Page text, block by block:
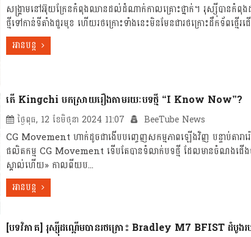
សង្គ្រាម​នៅ​អ៊ុយក្រែន​កំពុង​ឈាន​ដល់ដំណាក់កាលគ្រោះថ្នាក់។ រុស្ស៊ីបានកំពុងដា
ថ្មីទៅកាន់ទីតាំងជួរមុខ ហើយរថក្រោះទាំងនេះមិនមែនជារថក្រោះដឹកទ័ពថ្មើរ
អានបន្ត
តើ Kingchi បកស្រាយរឿងតាមរយៈបទថ្មី “I Know Now”?
ថ្ងៃពុធ, 12 ខែមិថុនា 2024 11:07 BeeTube News
CG Movement ហាក់ដូចជាងើបបញ្ចេញសកម្មភាពឡើងវិញ បន្ទាប់តា
ផលិតកម្ម CG Movement ទើបតែបានទំលាក់បទថ្មី ដែលមានចំណងជើ
ស្គាល់ហើយ» កាលពីយប...
អានបន្ត
[បទវិភាគ] រុស្ស៊ីដណ្តើមបានរថក្រោះ Bradley M7 BFIST ដំបូងរប